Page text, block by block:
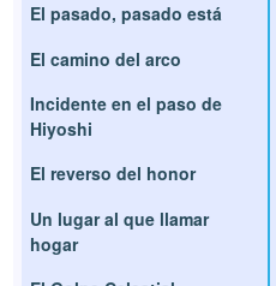
El pasado, pasado está
El camino del arco
Incidente en el paso de
Hiyoshi
El reverso del honor
Un lugar al que llamar
hogar